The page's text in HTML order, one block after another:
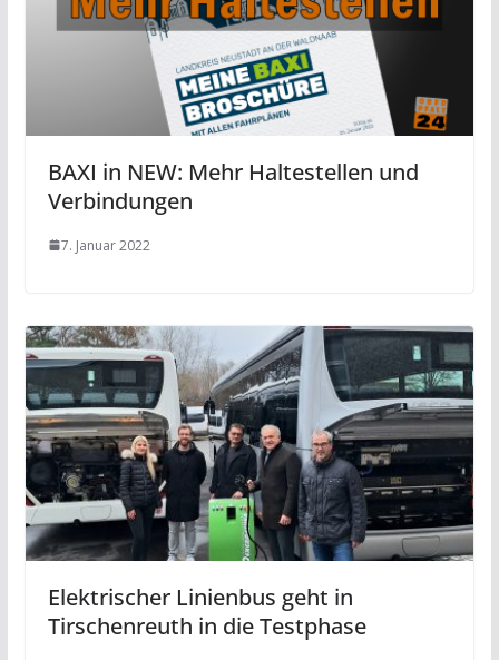
BAXI in NEW: Mehr Haltestellen und
Verbindungen
7. Januar 2022
Elektrischer Linienbus geht in
Tirschenreuth in die Testphase